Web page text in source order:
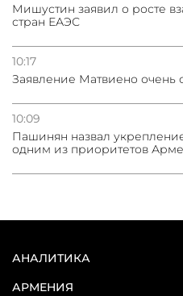
Мишустин заявил о росте
стран ЕАЭС
10:17
Заявление Матвиено очень
10:09
Пашинян назвал
одним из приоритетов
АНАЛИТИКА
АРМЕНИЯ